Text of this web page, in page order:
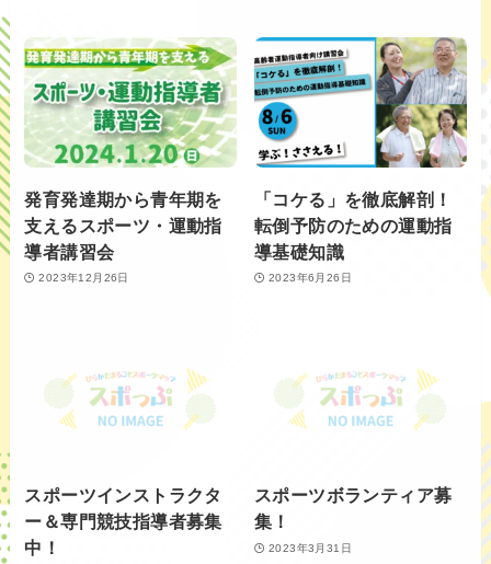
発育発達期から青年期を
支えるスポーツ・運動指
導者講習会
2023年12月26日
「コケる」を徹底解剖！
転倒予防のための運動指
導基礎知識
2023年6月26日
スポーツインストラクタ
ー＆専門競技指導者募集
中！
スポーツボランティア募
集！
2023年3月31日